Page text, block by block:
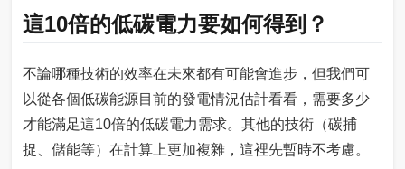
這10倍的低碳電力要如何得到？
不論哪種技術的效率在未來都有可能會進步，但我們可
以從各個低碳能源目前的發電情況估計看看，需要多少
才能滿足這10倍的低碳電力需求。其他的技術（碳捕
捉、儲能等）在計算上更加複雜，這裡先暫時不考慮。